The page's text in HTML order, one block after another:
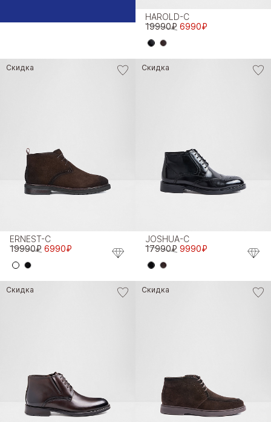
HAROLD-C
19990₽ 6990₽
ERNEST-C
19990₽ 6990₽
Скидка
JOSHUA-C
17990₽ 9990₽
Скидка
Скидка Скидка